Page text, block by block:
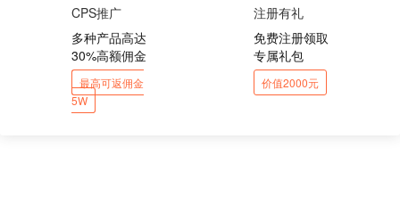
CPS推广
多种产品高达
30%高额佣金
最高可返佣金
5W
注册有礼
免费注册领取
专属礼包
价值2000元